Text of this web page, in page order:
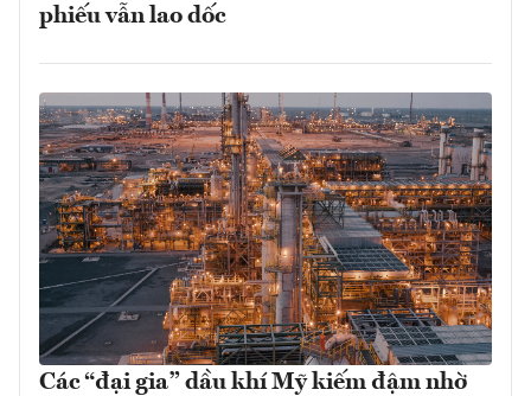
phiếu vẫn lao dốc
Các “đại gia” dầu khí Mỹ kiếm đậm nhờ